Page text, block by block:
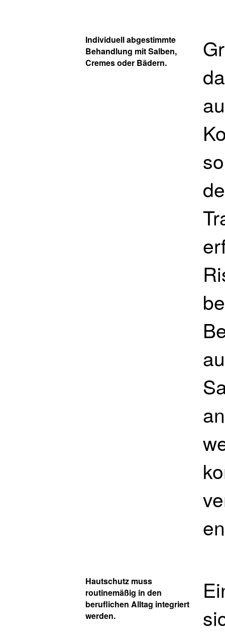
Individuell abgestimmte
Behandlung mit Salben,
Cremes oder Bädern.
Hautschutz muss
routinemäßig in den
beruflichen Alltag integriert
werden.